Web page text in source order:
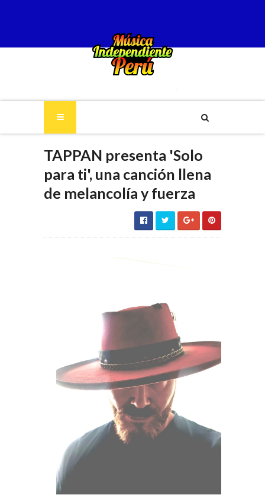
TAPPAN presenta 'Solo
para ti', una canción llena
de melancolía y fuerza